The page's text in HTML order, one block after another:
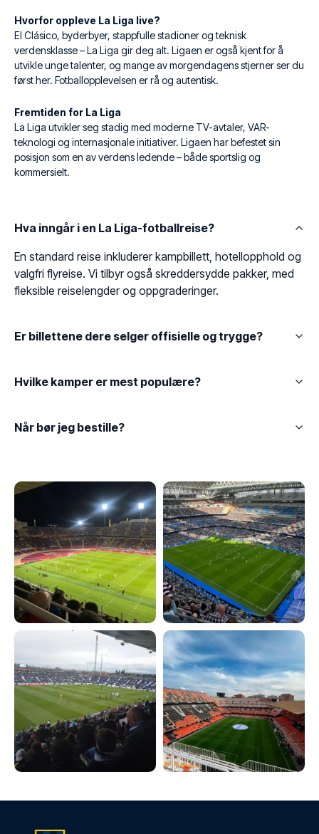
Hvorfor oppleve La Liga live?
El Clásico, byderbyer, stappfulle stadioner og teknisk
verdensklasse – La Liga gir deg alt. Ligaen er også kjent for å
utvikle unge talenter, og mange av morgendagens stjerner ser du
først her. Fotballopplevelsen er rå og autentisk.
Fremtiden for La Liga
La Liga utvikler seg stadig med moderne TV-avtaler, VAR-
teknologi og internasjonale initiativer. Ligaen har befestet sin
posisjon som en av verdens ledende – både sportslig og
kommersielt.
Hva inngår i en La Liga-fotballreise?
En standard reise inkluderer kampbillett, hotellopphold og
valgfri flyreise. Vi tilbyr også skreddersydde pakker, med
fleksible reiselengder og oppgraderinger.
Er billettene dere selger offisielle og trygge?
Hvilke kamper er mest populære?
Når bør jeg bestille?